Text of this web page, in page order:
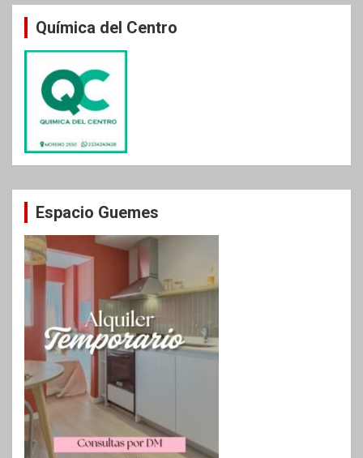
Química del Centro
Espacio Guemes